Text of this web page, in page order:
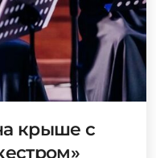
крыше с